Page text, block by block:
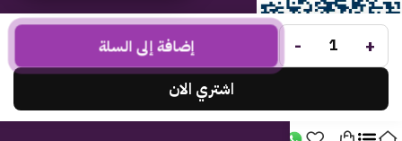
+
- إضافة إلى السلة
اشتري الان